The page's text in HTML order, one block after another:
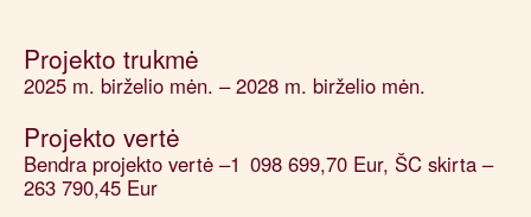
Projekto trukmė
2025 m. birželio mėn. – 2028 m. birželio mėn.
Projekto vertė
Bendra projekto vertė –1 098 699,70 Eur, ŠC skirta –
263 790,45 Eur